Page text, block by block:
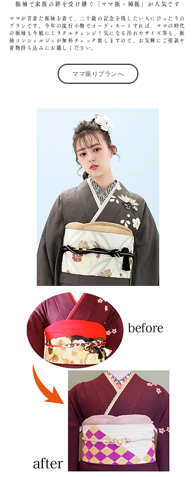
振袖で家族の絆を受け継ぐ「ママ振・姉振」が人気です
ママが昔着た振袖を着て、二十歳の記念を残したい人にぴったりの
プランです。今年の流行小物でコーディネートすれば、ママの時代
の振袖も今風にミラクルチェンジ！気になる汚れやサイズ等も、振
袖コンシェルジュが無料チェック致しますので、お気軽にご相談や
着物持ち込みにお越しください。
ママ振りプランへ